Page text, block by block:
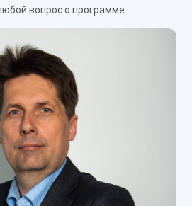
вопрос о программе